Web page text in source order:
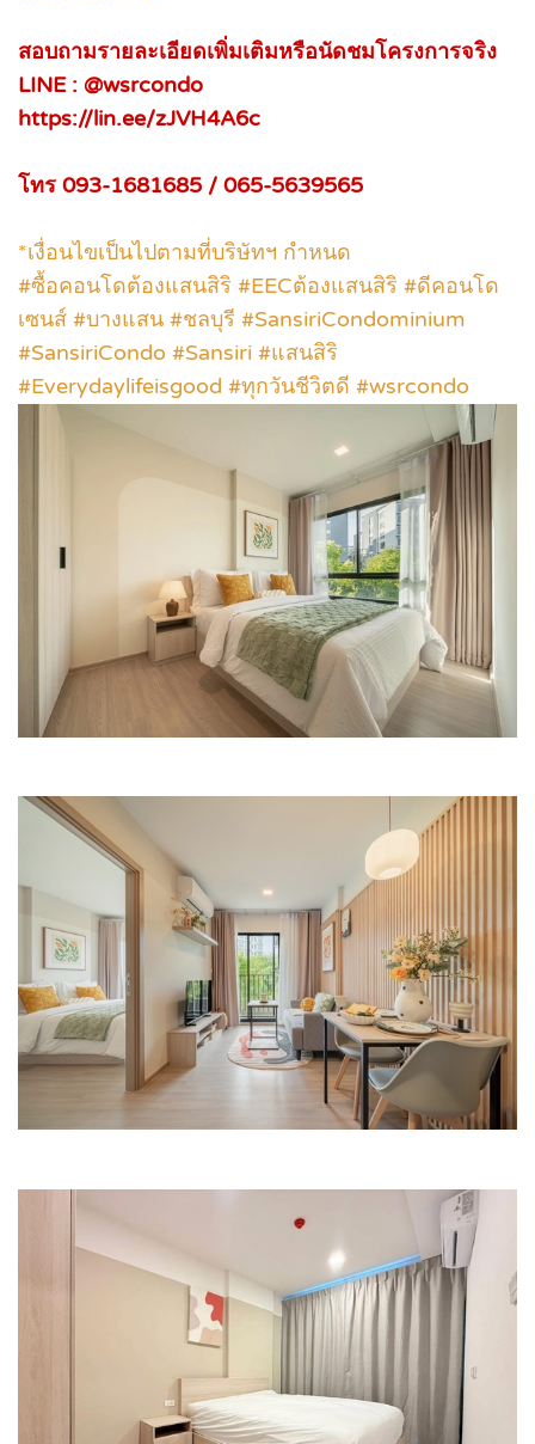
สอบถามรายละเอียดเพิ่มเติมหรือนัดชมโครงการจริง
LINE : @wsrcondo
https://lin.ee/zJVH4A6c
โทร 093-1681685 / 065-5639565
*เงื่อนไขเป็นไปตามที่บริษัทฯ กำหนด
#ซื้อคอนโดต้องแสนสิริ #EECต้องแสนสิริ #ดีคอนโด
เซนส์ #บางแสน #ชลบุรี #SansiriCondominium
#SansiriCondo #Sansiri #แสนสิริ
#Everydaylifeisgood #ทุกวันชีวิตดี #wsrcondo